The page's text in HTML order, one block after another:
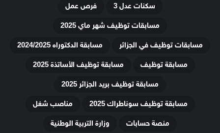
سكنات عدل 3
فرص عمل
مسابقات توظيف شهر ماي 2025
مسابقات توظيف في الجزائر
مسابقة الدكتوراه 2024/2025
مسابقة توظيف
مسابقة توظيف الأساتذة 2025
مسابقة توظيف بريد الجزائر 2025
مسابقة توظيف سوناطراك 2025
مناصب شغل
منصة حسابات
وزارة التربية الوطنية